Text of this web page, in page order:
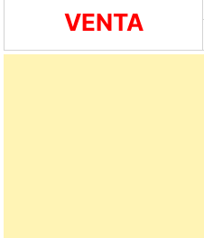
VENTA